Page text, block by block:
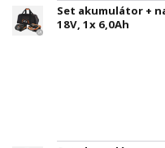
Set akumulátor +
18V, 1x 6,0Ah